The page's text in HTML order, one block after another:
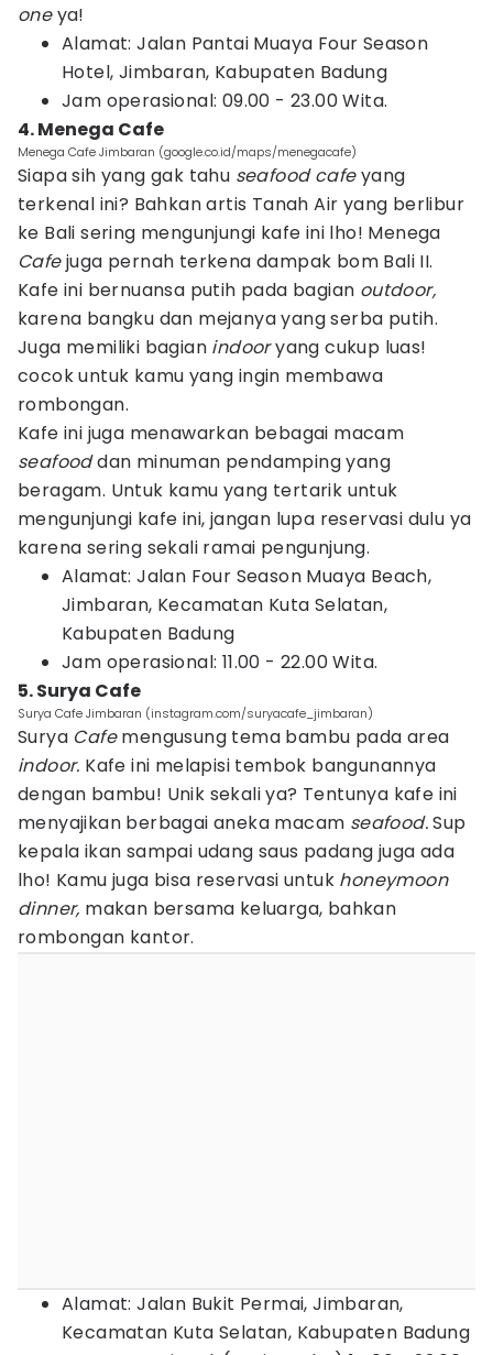
oneya!
Alamat: Jalan Pantai Muaya Four Season
Hotel, Jimbaran, Kabupaten Badung
Jam operasional: 09.00 - 23.00 Wita.
4. Menega Cafe
Menega Cafe Jimbaran (google.co.id/maps/menegacafe)
Siapa sih yang gak tahu seafood cafeyang
terkenal ini? Bahkan artis Tanah Air yang berlibur
ke Bali sering mengunjungi kafe ini lho! Menega
Cafejuga pernah terkena dampak bom Bali II.
Kafe ini bernuansa putih pada bagian outdoor,
karena bangku dan mejanya yang serba putih.
Juga memiliki bagian indooryang cukup luas!
cocok untuk kamu yang ingin membawa
rombongan.
Kafe ini juga menawarkan bebagai macam
seafooddan minuman pendamping yang
beragam. Untuk kamu yang tertarik untuk
mengunjungi kafe ini, jangan lupa reservasi dulu ya
karena sering sekali ramai pengunjung.
Alamat: Jalan Four Season Muaya Beach,
Jimbaran, Kecamatan Kuta Selatan,
Kabupaten Badung
Jam operasional: 11.00 - 22.00 Wita.
5. Surya Cafe
Surya Cafe Jimbaran (instagram.com/suryacafe_jimbaran)
Surya Cafemengusung tema bambu pada area
indoor. Kafe ini melapisi tembok bangunannya
dengan bambu! Unik sekali ya? Tentunya kafe ini
menyajikan berbagai aneka macam seafood.Sup
kepala ikan sampai udang saus padang juga ada
lho! Kamu juga bisa reservasi untuk honeymoon
dinner, makan bersama keluarga, bahkan
rombongan kantor.
Alamat: Jalan Bukit Permai, Jimbaran,
Kecamatan Kuta Selatan, Kabupaten Badung